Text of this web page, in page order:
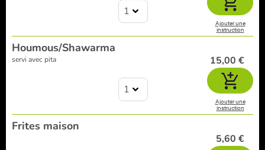
1
Ajouter une
instruction
Houmous/Shawarma
servi avec pita
1
15,00 €
Ajouter une
instruction
Frites maison
5,60 €